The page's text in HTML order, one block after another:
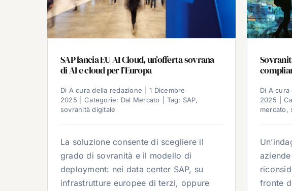
SAP lancia EU AI Cloud, un’offerta sovrana
di AI e cloud per l’Europa
Di A cura della redazione
1 Dicembre
2025
Categorie: Dal Mercato Tag: SAP,
sovranità digitale
La soluzione consente di scegliere il
grado di sovranità e il modello di
deployment: nei data center SAP, su
infrastrutture europee di terzi, oppure
Di A cura
2025
mercato,
fronte